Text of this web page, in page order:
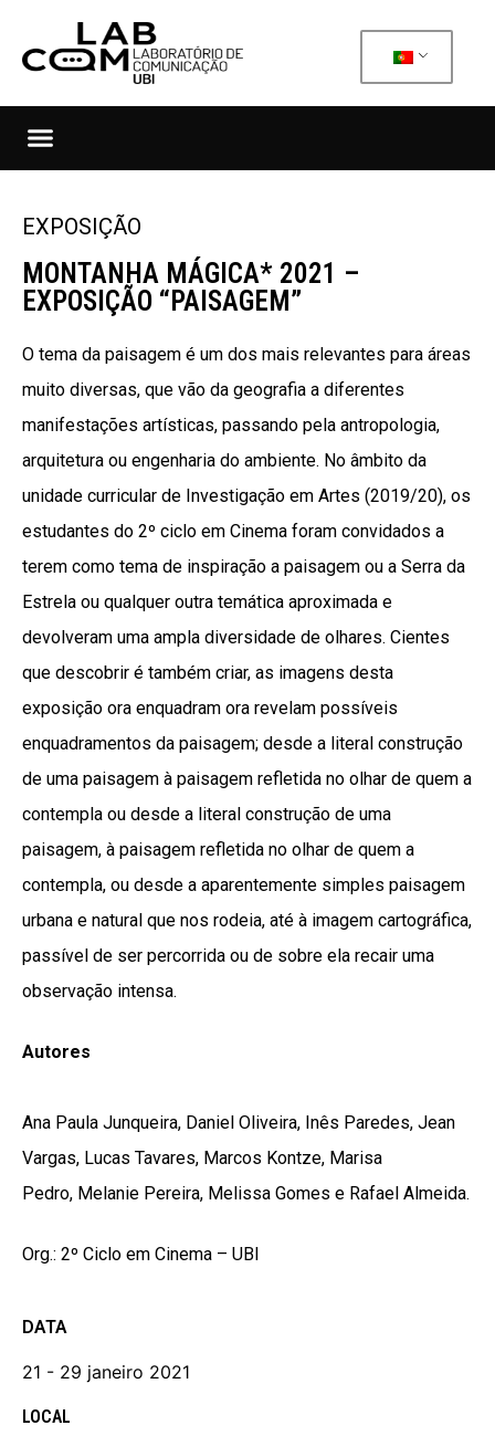
EXPOSIÇÃO
MONTANHA MÁGICA* 2021 –
EXPOSIÇÃO “PAISAGEM”
O tema da paisagem é um dos mais relevantes para áreas
muito diversas, que vão da geografia a diferentes
manifestações artísticas, passando pela antropologia,
arquitetura ou engenharia do ambiente. No âmbito da
unidade curricular de Investigação em Artes (2019/20), os
estudantes do 2º ciclo em Cinema foram convidados a
terem como tema de inspiração a paisagem ou a Serra da
Estrela ou qualquer outra temática aproximada e
devolveram uma ampla diversidade de olhares. Cientes
que descobrir é também criar, as imagens desta
exposição ora enquadram ora revelam possíveis
enquadramentos da paisagem; desde a literal construção
de uma paisagem à paisagem refletida no olhar de quem a
contempla ou desde a literal construção de uma
paisagem, à paisagem refletida no olhar de quem a
contempla, ou desde a aparentemente simples paisagem
urbana e natural que nos rodeia, até à imagem cartográfica,
passível de ser percorrida ou de sobre ela recair uma
observação intensa.
Autores
Ana Paula Junqueira, Daniel Oliveira, Inês Paredes, Jean
Vargas, Lucas Tavares, Marcos Kontze, Marisa
Pedro, Melanie Pereira, Melissa Gomes e Rafael Almeida.
Org.: 2º Ciclo em Cinema – UBI
DATA
21 - 29 janeiro 2021
LOCAL